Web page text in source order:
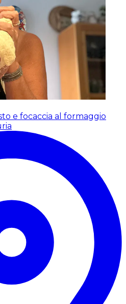
e focaccia al formaggio